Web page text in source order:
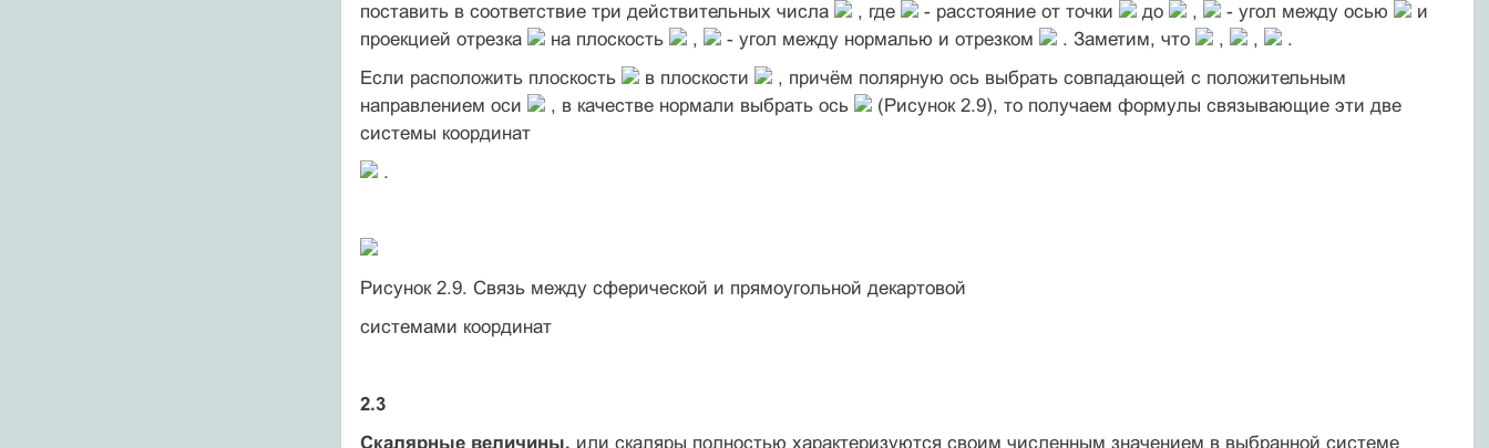
поставить в соответствие три действительных числа
, где - расстояние от точки до , - угол между осью
и
проекцией отрезка
на плоскость , - угол между нормалью и отрезком . Заметим, что , ,
.
Если расположить плоскость
в плоскости
, причём полярную ось выбрать совпадающей с положительным
направлением оси
, в качестве нормали выбрать ось
(Рисунок 2.9), то получаем формулы связывающие эти две
системы координат
.
Рисунок 2.9. Связь между сферической и прямоугольной декартовой
системами координат
2.3
Скалярные величины, или скаляры полностью характеризуются своим численным значением в выбранной системе